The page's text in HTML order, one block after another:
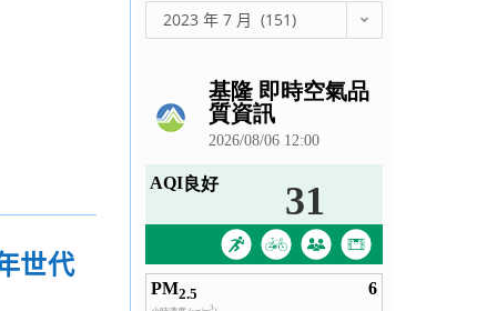
世代
整
2023 年 7 月 (151)